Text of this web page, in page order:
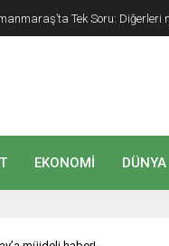
Tek Soru: Diğerleri
EKONOMİ DÜNYA